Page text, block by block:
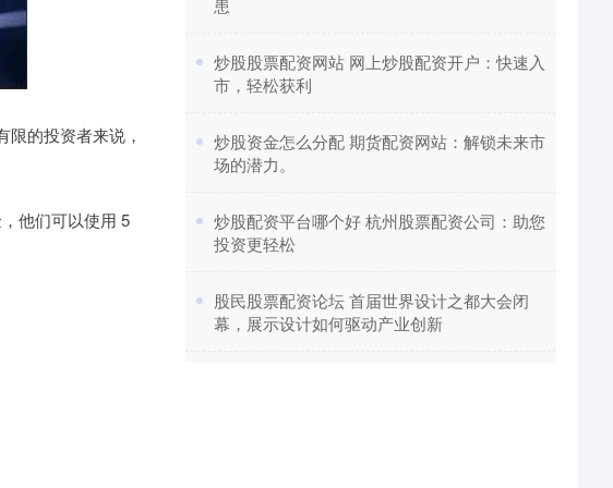
的投资者来说，
他们可以使用 5
患
​炒股股票配资网站 网上炒股配资开户：快速入
市，轻松获利
​炒股资金怎么分配 期货配资网站：解锁未来市
场的潜力。
​炒股配资平台哪个好 杭州股票配资公司：助您
投资更轻松
​股民股票配资论坛 首届世界设计之都大会闭
幕，展示设计如何驱动产业创新